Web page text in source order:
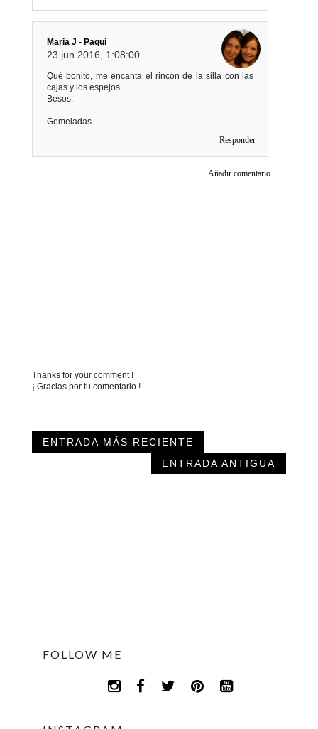
Maria J - Paqui
23 jun 2016, 1:08:00
Qué bonito, me encanta el rincón de la silla con las
cajas y los espejos.
Besos.
Gemeladas
Responder
Añadir comentario
Thanks for your comment !
¡ Gracias por tu comentario !
ENTRADA MÁS RECIENTE
ENTRADA ANTIGUA
FOLLOW ME